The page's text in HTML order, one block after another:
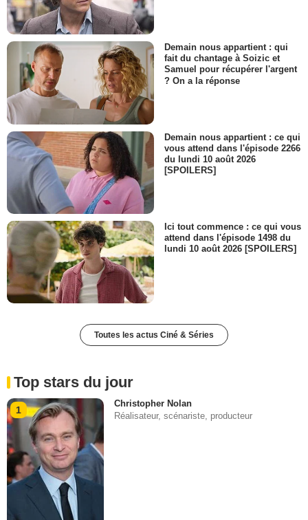
Demain nous appartient : qui
fait du chantage à Soizic et
Samuel pour récupérer l'argent
? On a la réponse
Demain nous appartient : ce qui
vous attend dans l'épisode 2266
du lundi 10 août 2026
[SPOILERS]
Ici tout commence : ce qui vous
attend dans l'épisode 1498 du
lundi 10 août 2026 [SPOILERS]
Toutes les actus Ciné & Séries
Top stars du jour
1
Christopher Nolan
Réalisateur, scénariste, producteur